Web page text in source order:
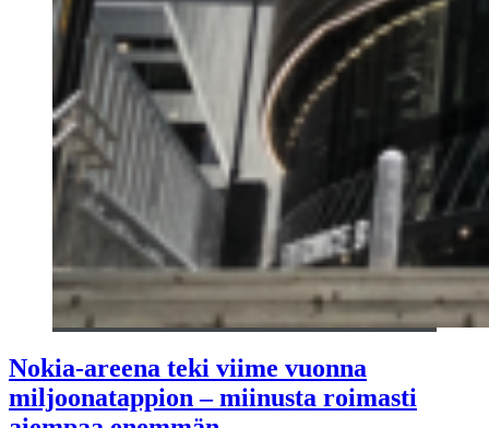
Nokia-areena teki viime vuonna
miljoonatappion – miinusta roimasti